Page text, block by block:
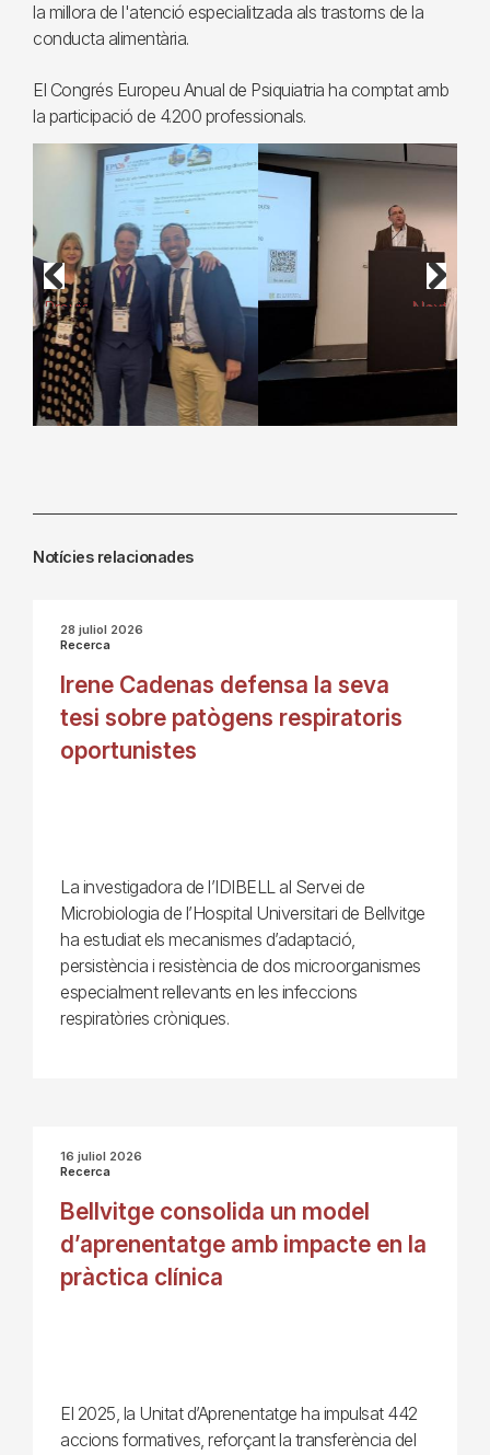
la millora de l'atenció especialitzada als trastorns de la
conducta alimentària.
El Congrés Europeu Anual de Psiquiatria ha comptat amb
la participació de 4.200 professionals.
Previous Next
Notícies relacionades
28 juliol 2026
Recerca
Irene Cadenas defensa la seva
tesi sobre patògens respiratoris
oportunistes
La investigadora de l’IDIBELL al Servei de
Microbiologia de l’Hospital Universitari de Bellvitge
ha estudiat els mecanismes d’adaptació,
persistència i resistència de dos microorganismes
especialment rellevants en les infeccions
respiratòries cròniques.
16 juliol 2026
Recerca
Bellvitge consolida un model
d’aprenentatge amb impacte en la
pràctica clínica
El 2025, la Unitat d’Aprenentatge ha impulsat 442
accions formatives, reforçant la transferència del